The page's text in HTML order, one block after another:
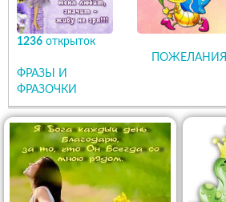
1236 открыток
ФРАЗЫ И
ФРАЗОЧКИ
ПОЖЕЛАНИЯ